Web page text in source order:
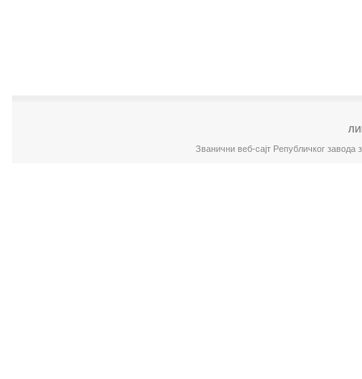
Званични веб-сајт Републичког